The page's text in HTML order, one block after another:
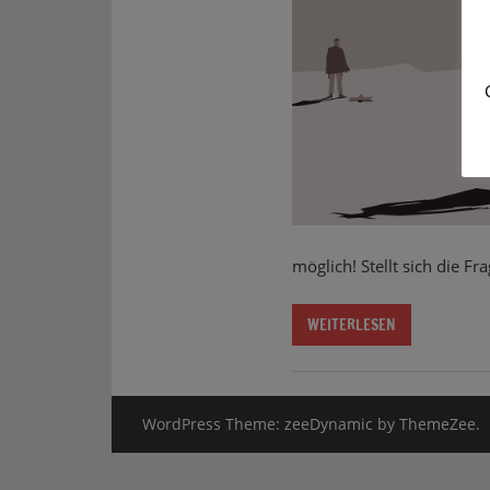
möglich! Stellt sich die
WEITERLESEN
WordPress Theme: zeeDynamic by ThemeZee.